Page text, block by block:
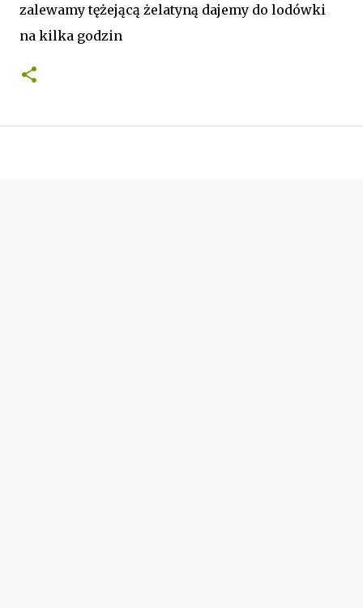
zalewamy tężejącą żelatyną dajemy do lodówki
na kilka godzin